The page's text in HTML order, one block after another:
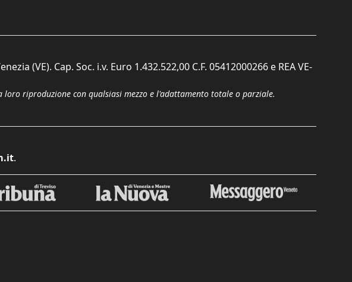
(VE). Cap. Soc. i.v. Euro 1.432.522,00 C.F. 05412000266 e REA VE-
riproduzione con qualsiasi mezzo e l'adattamento totale o parziale.
.